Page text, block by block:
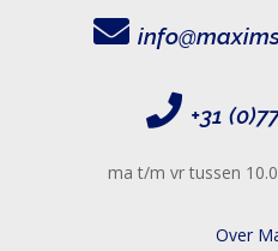
+31
ma t/m vr tussen
Over